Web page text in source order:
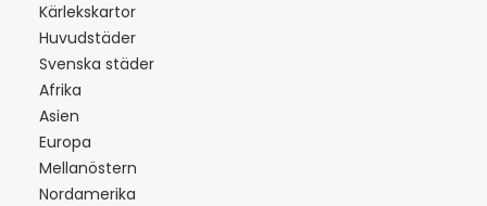
Kärlekskartor
Huvudstäder
Svenska städer
Afrika
Asien
Europa
Mellanöstern
Nordamerika